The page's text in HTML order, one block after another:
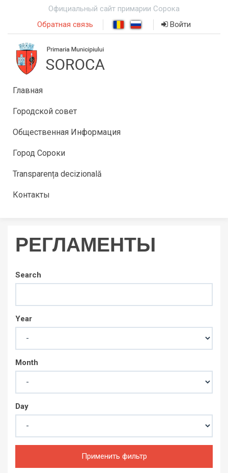
Официальный сайт примарии Сорока
Обратная связь
Войти
Главная
Городской совет
Общественная Информация
Город Сороки
Transparența decizională
Контакты
РЕГЛАМЕНТЫ
Search
Year
Month
Day
Применить фильтр